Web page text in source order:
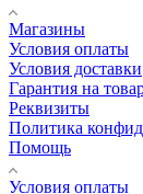
Магазины
Условия оплаты
Условия доставки
Гарантия на
Реквизиты
Политика
Помощь
Условия оплаты